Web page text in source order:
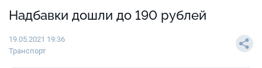
Надбавки дошли до 190 рублей
19.05.2021 19:36
Транспорт